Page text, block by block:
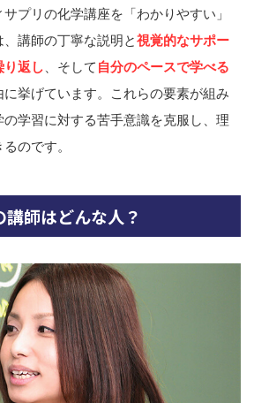
プリの化学講座を「わかりやすい」
講師の丁寧な説明と視覚的なサポー
り返し 、そして 自分のペースで学べる
に挙げています。これらの要素が組み
学習に対する苦手意識を克服し、理
のです。
師はどんな人？